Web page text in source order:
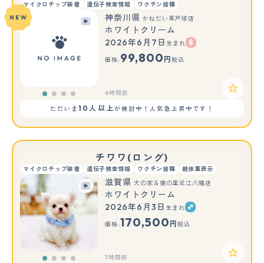
マイクロチップ装着 遺伝子検査情報
ワクチン接種
NEW
神奈川県 かねだい東戸塚店
ホワイトクリーム
2026年6月7日 生まれ
価格: 99,800 円 税込
6時間前
ただいま10人以上が検討中！人気急上昇中です！
チワワ(ロング)
マイクロチップ装着 遺伝子検査情報 ワクチン接種 親体重表示
滋賀県 犬の家＆猫の里近江八幡店
ホワイトクリーム
2026年6月3日 生まれ
価格:170,500 円 税込
7時間前